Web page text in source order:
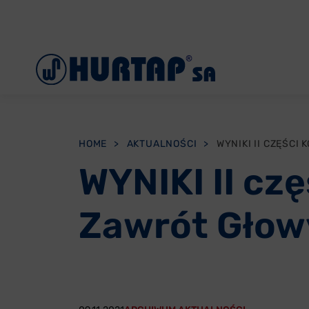
HOME > AKTUALNOŚCI >
WYNIKI II
Zawrót
Aktualności